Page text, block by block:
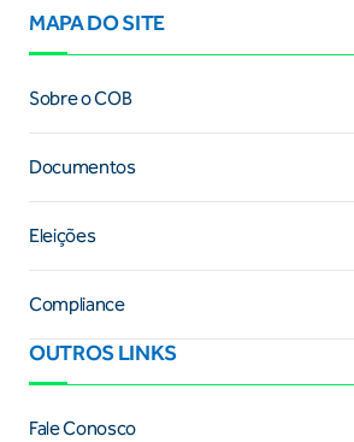
MAPA DO SITE
Sobre o COB
Documentos
Eleições
Compliance
OUTROS LINKS
Fale Conosco